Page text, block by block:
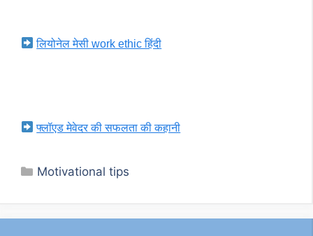
लियोनेल मेसी work ethic हिंदी
फ्लॉएड मेवेदर की सफलता की कहानी
Categories
Motivational tips